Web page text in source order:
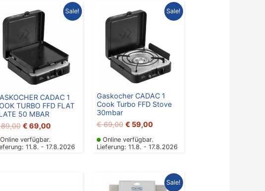
Sale!
CADAC 1
TURBO FFD FLAT
50 MBAR
Ursprünglicher
Preis
war:
€ 89,00
€ 69,00
Aktueller
Preis
Online verfügbar.
11.8. - 17.8.2026
Sale!
Gaskocher CADAC 1
Cook Turbo FFD Stove
30mbar
€69,00
Ursprünglicher
Preis
war:
€ 69,00
€ 59,00
Aktueller
Preis
Online verfügbar.
Lieferung: 11.8. - 17.8.2026
Sale!
Ursprünglicher
Preis
Aktueller
Preis